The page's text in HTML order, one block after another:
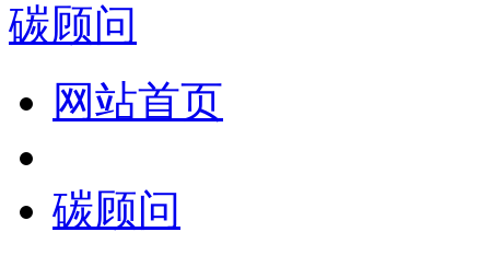
碳顾问
网站首页
碳顾问